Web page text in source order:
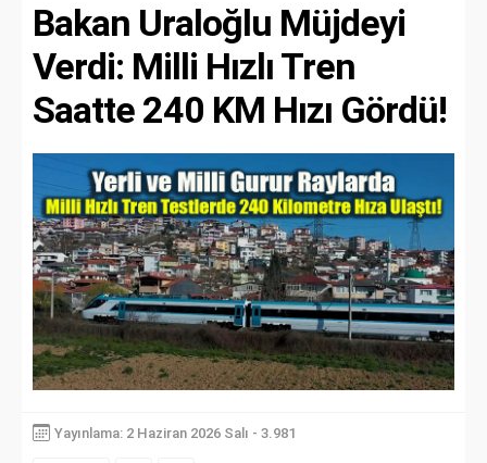
Bakan Uraloğlu Müjdeyi
Verdi: Milli Hızlı Tren
Saatte 240 KM Hızı Gördü!
Yayınlama: 2 Haziran 2026 Salı - 3.981